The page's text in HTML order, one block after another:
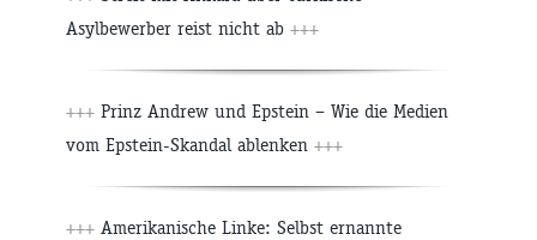
Asylbewerber reist nicht ab +++
+++ Prinz Andrew und Epstein – Wie die Medien
vom Epstein-Skandal ablenken +++
+++ Amerikanische Linke: Selbst ernannte